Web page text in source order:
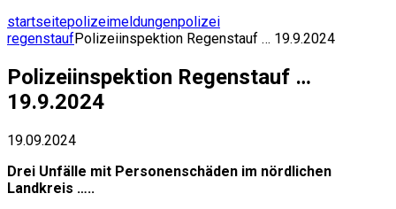
startseitepolizeimeldungenpolizei
regenstaufPolizeiinspektion Regenstauf … 19.9.2024
Polizeiinspektion Regenstauf …
19.9.2024
19.09.2024
Drei Unfälle mit Personenschäden im nördlichen
Landkreis …..